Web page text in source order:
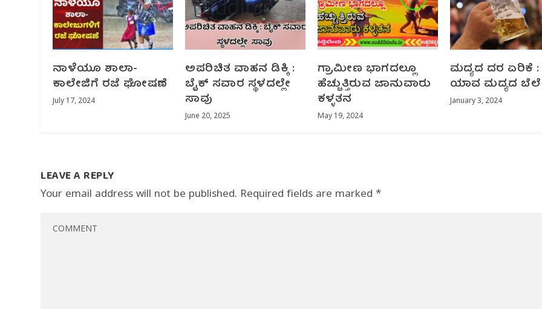
ನಾಳೆಯೂ ಶಾಲಾ-
ಕಾಲೇಜಿಗೆ ರಜೆ ಘೋಷಣೆ
July 17, 2024
ಅಪರಿಚಿತ ವಾಹನ ಡಿಕ್ಕಿ :
ಬೈಕ್ ಸವಾರ ಸ್ಥಳದಲ್ಲೇ
ಸಾವು
June 20, 2025
ಗ್ರಾಮೀಣ ಭಾಗದಲ್ಲೂ
ಹೆಚ್ಚುತ್ತಿರುವ ಜಾನುವಾರು
ಕಳ್ಳತನ
May 19, 2024
ಮದ್ಯದ ದರ ಏರಿಕೆ :
ಯಾವ ಮದ್ಯದ ಬೆಲೆ
January 3, 2024
LEAVE A REPLY
Your email address will not be published. Required fields are marked*